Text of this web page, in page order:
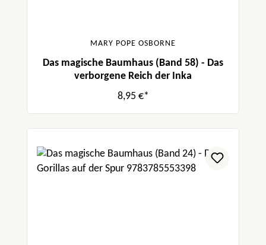
MARY POPE OSBORNE
Das magische Baumhaus (Band 58) - Das
verborgene Reich der Inka
8,95 €*